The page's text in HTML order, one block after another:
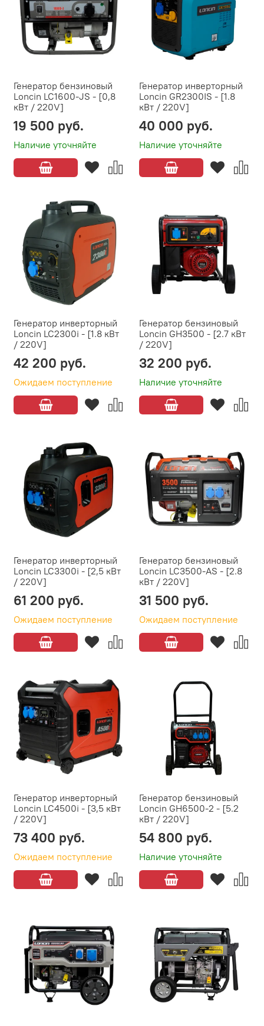
Генератор бензиновый
Loncin LC1600-JS - [0,8
кВт / 220V]
Наличие уточняйте
19 500 руб.
Генератор инверторный
Loncin GR2300IS - [1.8
кВт / 220V]
Наличие уточняйте
40 000 руб.
Генератор инверторный
Loncin LC2300i - [1.8 кВт
/ 220V]
Ожидаем поступление
42 200 руб.
Генератор бензиновый
Loncin GH3500 - [2.7 кВт
/ 220V]
Наличие уточняйте
32 200 руб.
Генератор инверторный
Loncin LC3300i - [2,5 кВт
/ 220V]
Ожидаем поступление
61 200 руб.
Генератор бензиновый
Loncin LC3500-AS - [2.8
кВт / 220V]
Ожидаем поступление
31 500 руб.
Генератор инверторный
Loncin LC4500i - [3,5 кВт
/ 220V]
Ожидаем поступление
73 400 руб.
Генератор бензиновый
Loncin GH6500-2 - [5.2
кВт / 220V]
Наличие уточняйте
54 800 руб.